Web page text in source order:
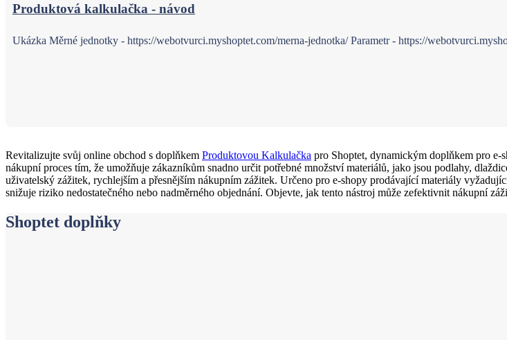
Produktová kalkulačka - návod
Ukázka Měrné jednotky - https://webotvurci.myshoptet.com/merna-jednotka/ Parametr - https://
Revitalizujte svůj online obchod s doplňkem Produktovou Kalkulačka pro Shoptet, dynamickým doplňkem pro
nákupní proces tím, že umožňuje zákazníkům snadno určit potřebné množství materiálů, jako jsou podlahy,
uživatelský zážitek, rychlejším a přesnějším nákupním zážitek. Určeno pro e-shopy prodávající materiály
snižuje riziko nedostatečného nebo nadměrného objednání. Objevte, jak tento nástroj může zefektivnit nákupní
Shoptet doplňky